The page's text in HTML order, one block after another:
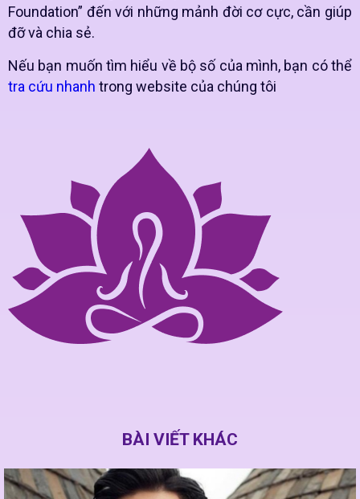
Foundation” đến với những mảnh đời cơ cực, cần giúp
đỡ và chia sẻ.
Nếu bạn muốn tìm hiểu về bộ số của mình, bạn có thể
tra cứu nhanh trong website của chúng tôi
BÀI VIẾT KHÁC